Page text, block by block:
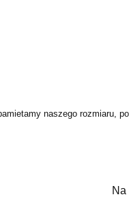
naszego rozmiaru,